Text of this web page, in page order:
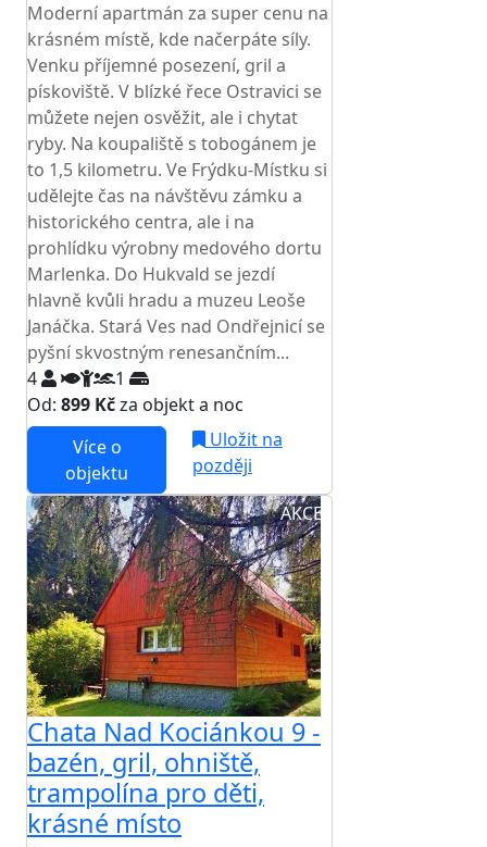
Moderní apartmán za super cenu na
krásném místě, kde načerpáte síly.
Venku příjemné posezení, gril a
pískoviště. V blízké řece Ostravici se
můžete nejen osvěžit, ale i chytat
ryby. Na koupaliště s tobogánem je
to 1,5 kilometru. Ve Frýdku-Místku si
udělejte čas na návštěvu zámku a
historického centra, ale i na
prohlídku výrobny medového dortu
Marlenka. Do Hukvald se jezdí
hlavně kvůli hradu a muzeu Leoše
Janáčka. Stará Ves nad Ondřejnicí se
pyšní skvostným renesančním...
4
1
Od: 899 Kčza objekt a noc
Více o
objektu
Uložit na
později
AKCE
Chata Nad Kociánkou 9 -
bazén, gril, ohniště,
trampolína pro děti,
krásné místo